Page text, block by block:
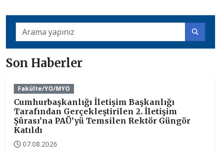
Son Haberler
Fakülte/YO/MYO
Cumhurbaşkanlığı İletişim Başkanlığı
Tarafından Gerçekleştirilen 2. İletişim
Şûrası’na PAÜ’yü Temsilen Rektör Güngör
Katıldı
07.08.2026